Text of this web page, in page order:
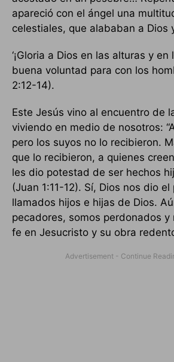
apareció con el ángel una
celestiales, que alababan a Dios
‘¡Gloria a Dios en las alturas y
buena voluntad para con los
2:12-14).
Este Jesús vino al encuentro de
viviendo en medio de nosotros:
pero los suyos no lo recibieron.
que lo recibieron, a quienes
les dio potestad de ser hechos
(Juan 1:11-12). Sí, Dios nos dio
llamados hijos e hijas de Dios.
pecadores, somos perdonados y
fe en Jesucristo y su obra